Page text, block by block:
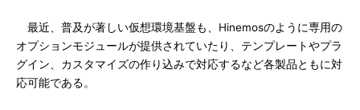
最近、普及が著しい仮想環境基盤も、Hinemosのように専用の
オプションモジュールが提供されていたり、テンプレートやプラ
グイン、カスタマイズの作り込みで対応するなど各製品ともに対
応可能である。